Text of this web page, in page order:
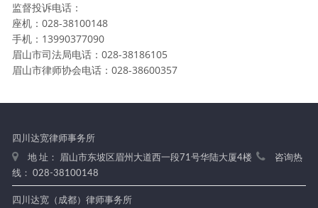
监督投诉电话：
座机：028-38100148
手机：13990377090
眉山市司法局电话：028-38186105
眉山市律师协会电话：028-38600357
四川达宽律师事务所
地 址： 眉山市东坡区眉州大道西一段71号华陆大厦4楼
咨询热
线： 028-38100148
四川达宽（成都）律师事务所